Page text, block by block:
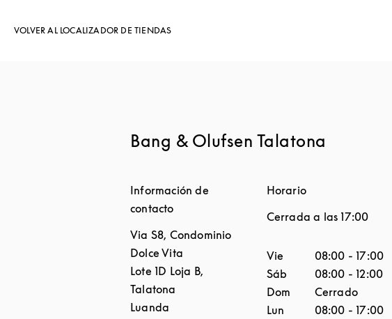
VOLVER AL LOCALIZADOR DE TIENDAS
Bang & Olufsen Talatona
Información de
contacto
Via S8, Condominio
Dolce Vita
Lote 1D Loja B,
Talatona
Luanda
Horario
Cerrada a las 17:00
Día de la semanaHorario
Vie 08:00 - 17:00
Sáb
08:00 - 12:00
Dom
Cerrado
Lun
08:00 - 17:00